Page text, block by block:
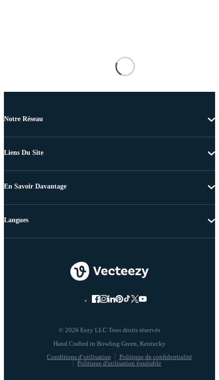
Notre Réseau
Liens Du Site
En Savoir Davantage
© 2026 Eezy LLC Tous droits réservés
Conditions d’utilisation
Politique de confidentialité
Politique d'utilisation équitable
Langues